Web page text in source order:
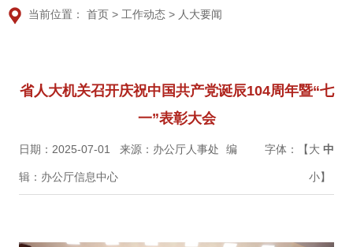
当前位置：首页 >工作动态 > 人大要闻
省人大机关召开庆祝中国共产党诞辰104周年暨“七
一”表彰大会
日期：2025-07-01 来源：办公厅人事处 编
辑：办公厅信息中心
字体：【大 中
小】